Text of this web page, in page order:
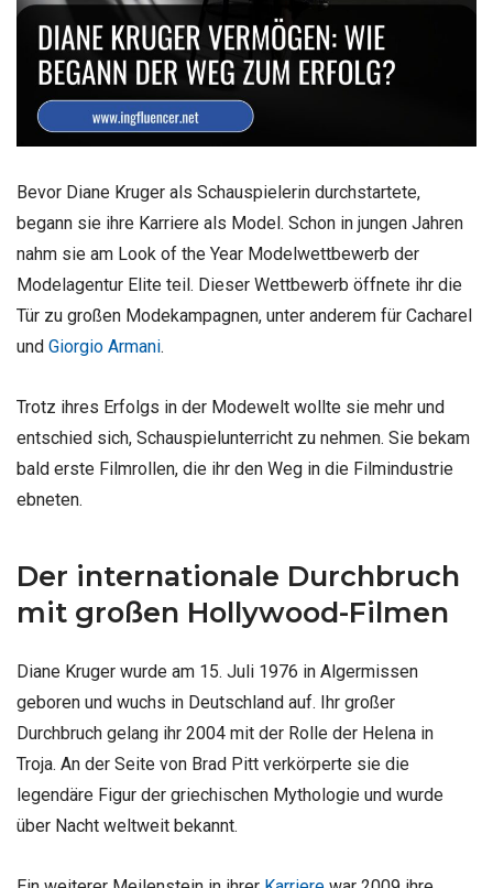
Bevor Diane Kruger als Schauspielerin durchstartete,
begann sie ihre Karriere als Model. Schon in jungen Jahren
nahm sie am Look of the Year Modelwettbewerb der
Modelagentur Elite teil. Dieser Wettbewerb öffnete ihr die
Tür zu großen Modekampagnen, unter anderem für Cacharel
und Giorgio Armani.
Trotz ihres Erfolgs in der Modewelt wollte sie mehr und
entschied sich, Schauspielunterricht zu nehmen. Sie bekam
bald erste Filmrollen, die ihr den Weg in die Filmindustrie
ebneten.
Der internationale Durchbruch
mit großen Hollywood-Filmen
Diane Kruger wurde am 15. Juli 1976 in Algermissen
geboren und wuchs in Deutschland auf. Ihr großer
Durchbruch gelang ihr 2004 mit der Rolle der Helena in
Troja. An der Seite von Brad Pitt verkörperte sie die
legendäre Figur der griechischen Mythologie und wurde
über Nacht weltweit bekannt.